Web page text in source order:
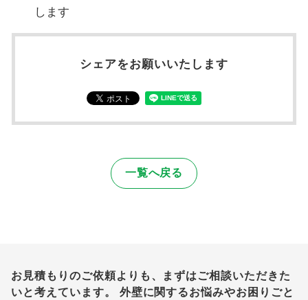
します
シェアをお願いいたします
一覧へ戻る
お見積もりのご依頼よりも、まずはご相談いただきた
いと考えています。
外壁に関するお悩みやお困りごと